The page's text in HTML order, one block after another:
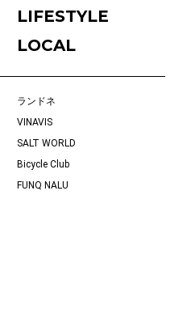
LIFESTYLE
LOCAL
ランドネ
VINAVIS
SALT WORLD
Bicycle Club
FUNQ NALU